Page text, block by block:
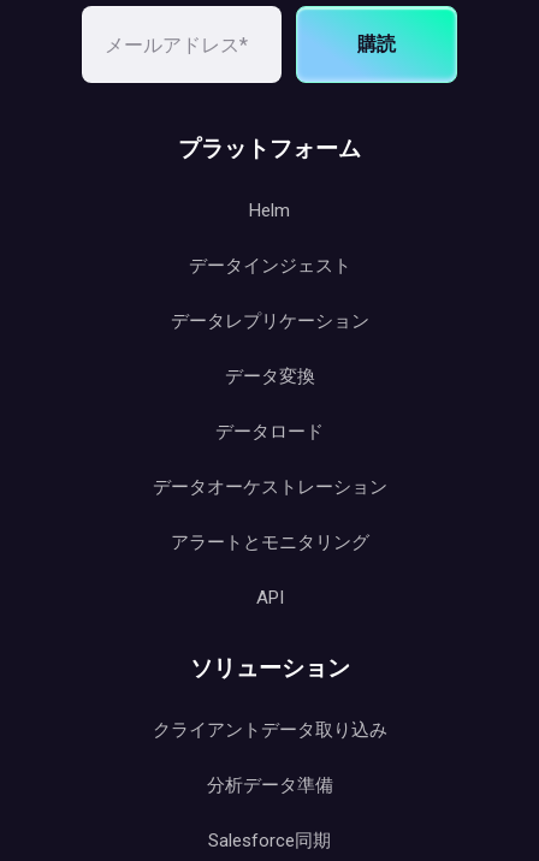
購読
プラットフォーム
Helm
データインジェスト
データレプリケーション
データ変換
データロード
データオーケストレーション
アラートとモニタリング
API
ソリューション
クライアントデータ取り込み
分析データ準備
Salesforce同期